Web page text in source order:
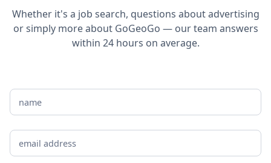
Whether it's a job search, questions about advertising
or simply more about GoGeoGo — our team answers
within 24 hours on average.